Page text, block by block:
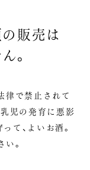
販売は
。
律で禁止されて
乳児の発育に悪影
て、よいお酒。
。